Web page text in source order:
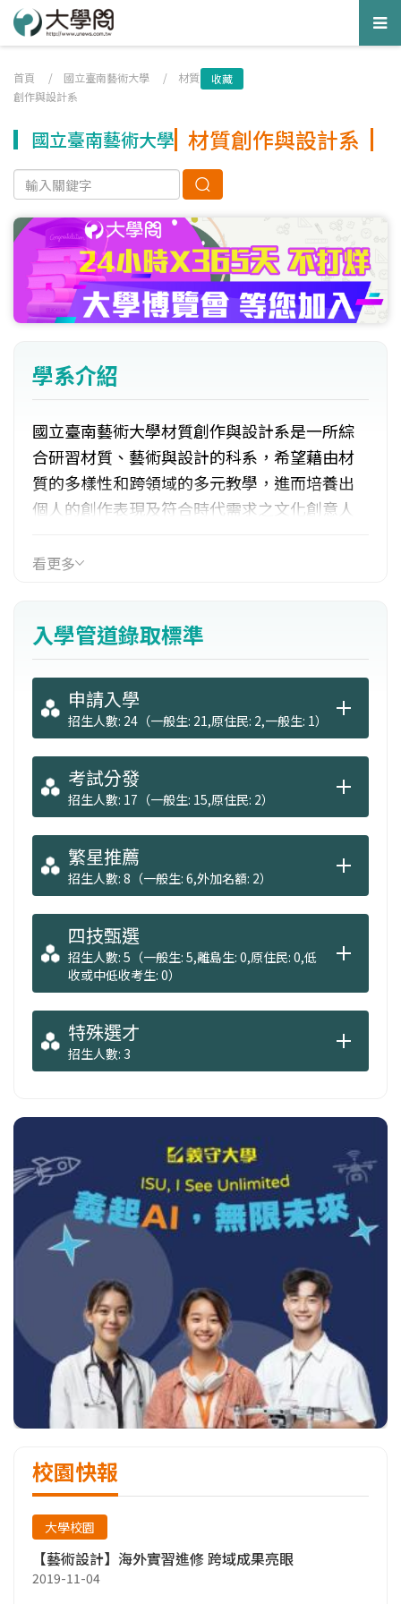
首頁 / 國立臺南藝術大學 / 材質
創作與設計系
收藏
國立臺南藝術大學 材質創作與設計系
學系介紹
國立臺南藝術大學材質創作與設計系是一所綜
合研習材質、藝術與設計的科系，希望藉由材
質的多樣性和跨領域的多元教學，進而培養出
個人的創作表現及符合時代需求之文化創意人
體驗，以材質為根本接受廣泛材質體驗及設計
質創作可能性的發展。2.專業工作室教學形態，
分：木質、設計、金工、陶瓷、纖維，實務與
理論並重。
看更多
入學管道錄取標準
申請入學
招生人數: 24（一般生: 21,原住民: 2,一般生: 1）
考試分發
招生人數: 17（一般生: 15,原住民: 2）
繁星推薦
招生人數: 8（一般生: 6,外加名額: 2）
四技甄選
招生人數: 5（一般生: 5,離島生: 0,原住民: 0,低
收或中低收考生: 0）
特殊選才
招生人數: 3
校園快報
大學校園
【藝術設計】海外實習進修 跨域成果亮眼
2019-11-04